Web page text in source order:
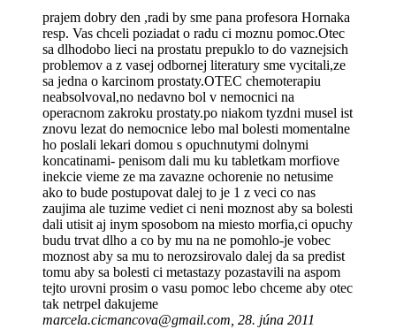
prajem dobry den ,radi by sme pana profesora Hornaka
resp. Vas chceli poziadat o radu ci moznu pomoc.Otec
sa dlhodobo lieci na prostatu prepuklo to do vaznejsich
problemov a z vasej odbornej literatury sme vycitali,ze
sa jedna o karcinom prostaty.OTEC chemoterapiu
neabsolvoval,no nedavno bol v nemocnici na
operacnom zakroku prostaty.po niakom tyzdni musel ist
znovu lezat do nemocnice lebo mal bolesti momentalne
ho poslali lekari domou s opuchnutymi dolnymi
koncatinami- penisom dali mu ku tabletkam morfiove
inekcie vieme ze ma zavazne ochorenie no netusime
ako to bude postupovat dalej to je 1 z veci co nas
zaujima ale tuzime vediet ci neni moznost aby sa bolesti
dali utisit aj inym sposobom na miesto morfia,ci opuchy
budu trvat dlho a co by mu na ne pomohlo-je vobec
moznost aby sa mu to nerozsirovalo dalej da sa predist
tomu aby sa bolesti ci metastazy pozastavili na aspom
tejto urovni prosim o vasu pomoc lebo chceme aby otec
tak netrpel dakujeme
marcela.cicmancova@gmail.com, 28. júna 2011